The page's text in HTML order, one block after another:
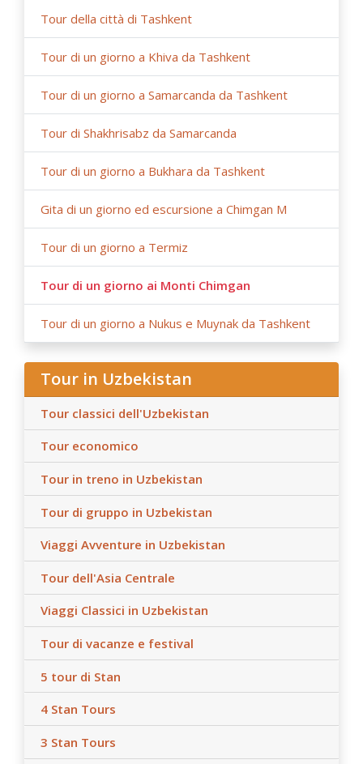
Tour della città di Tashkent
Tour di un giorno a Khiva da Tashkent
Tour di un giorno a Samarcanda da Tashkent
Tour di Shakhrisabz da Samarcanda
Tour di un giorno a Bukhara da Tashkent
Gita di un giorno ed escursione a Chimgan M
Tour di un giorno a Termiz
Tour di un giorno ai Monti Chimgan
Tour di un giorno a Nukus e Muynak da Tashkent
Tour in Uzbekistan
Tour classici dell'Uzbekistan
Tour economico
Tour in treno in Uzbekistan
Tour di gruppo in Uzbekistan
Viaggi Avventure in Uzbekistan
Tour dell'Asia Centrale
Viaggi Classici in Uzbekistan
Tour di vacanze e festival
5 tour di Stan
4 Stan Tours
3 Stan Tours